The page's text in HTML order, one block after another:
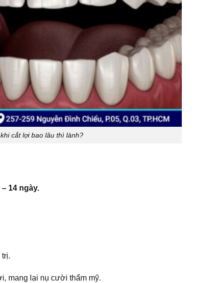
cắt lợi bao lâu thì lành?
– 14 ngày.
mang lại nụ cười thẩm mỹ.